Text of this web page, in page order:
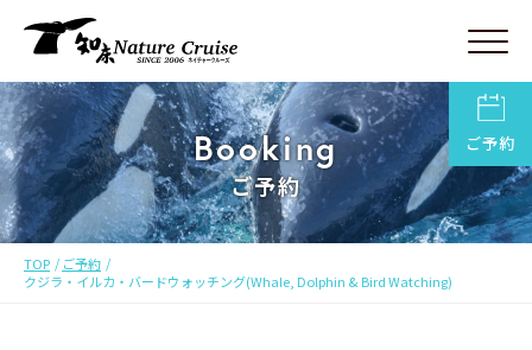
ご予約
Booking
ご予約
TOP
ご予約
クジラ・イルカ・バードウォッチング(Whale, Dolphin & Bird Watching)